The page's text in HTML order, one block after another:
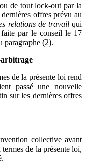
de tout lock-out par la
offres prévu au
relations de travailqui
par le conseil le 17
paragraphe (2).
arbitrage
de la présente loi rend
passé une nouvelle
sur les dernières offres
collective avant
de la présente loi,